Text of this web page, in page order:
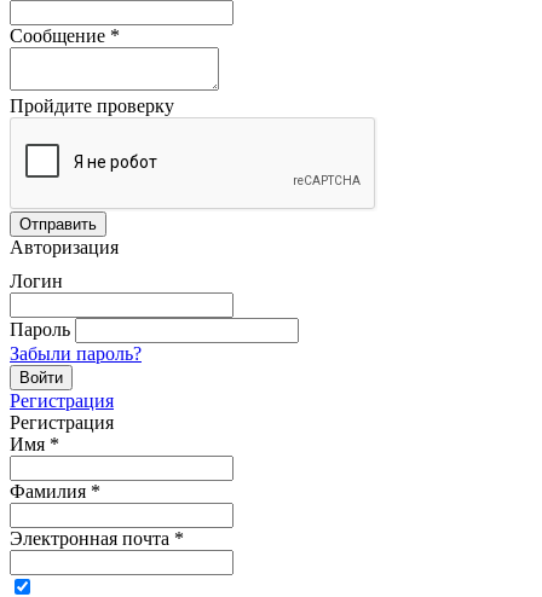
Сообщение *
Пройдите проверку
Авторизация
Логин
Пароль
Забыли пароль?
Регистрация
Регистрация
Имя *
Фамилия *
Электронная почта *